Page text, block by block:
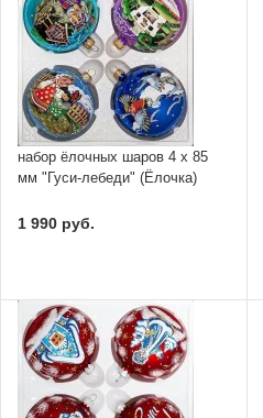
набор ёлочных шаров 4 х 85
мм "Гуси-лебеди" (Ёлочка)
1 990 руб.